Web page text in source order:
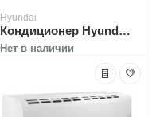
Hyundai
Кондиционер Hyundai H-ALT1-60H-UI034
Нет в наличии